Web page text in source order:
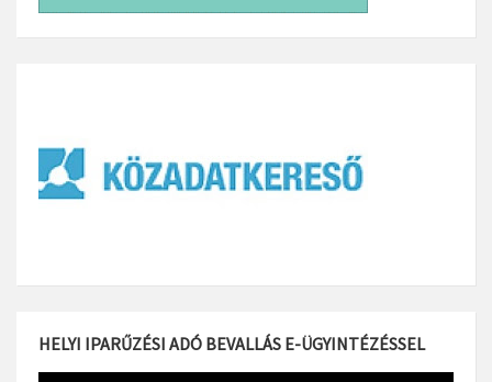
HELYI IPARŰZÉSI ADÓ BEVALLÁS E-ÜGYINTÉZÉSSEL